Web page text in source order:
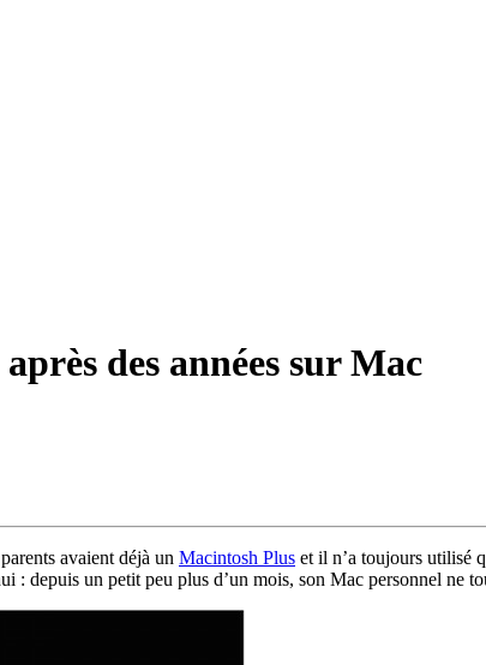
des années sur Mac
avaient déjà un Macintosh Plus et il n’a toujours utilisé
: depuis un petit peu plus d’un mois, son Mac personnel ne